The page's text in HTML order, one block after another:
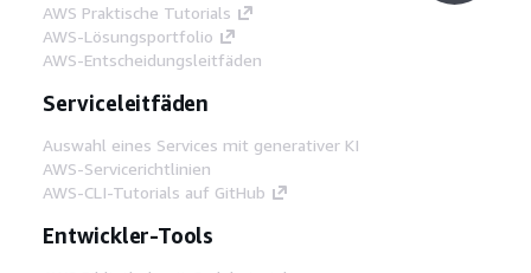
AWS Praktische Tutorials
AWS-Lösungsportfolio
AWS-Entscheidungsleitfäden
Serviceleitfäden
Auswahl eines Services mit generativer KI
AWS-Servicerichtlinien
AWS-CLI-Tutorials auf GitHub
Entwickler-Tools